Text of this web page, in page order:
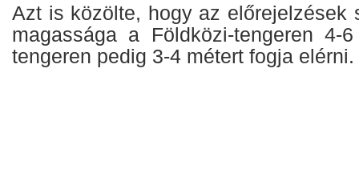
Azt is közölte, hogy az előrejelzések
magassága a Földközi-tengeren 4-
tengeren pedig 3-4 métert fogja elérni.